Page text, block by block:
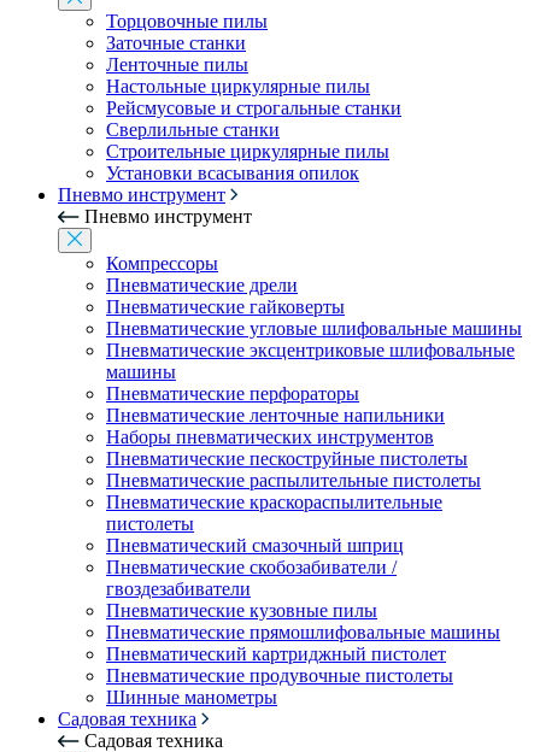
Торцовочные пилы
Заточные станки
Ленточные пилы
Настольные циркулярные пилы
Рейсмусовые и строгальные станки
Сверлильные станки
Строительные циркулярные пилы
Установки всасывания опилок
Пневмо инструмент
Пневмо инструмент
Компрессоры
Пневматические дрели
Пневматические гайковерты
Пневматические угловые шлифовальные машины
Пневматические эксцентриковые шлифовальные
машины
Пневматические перфораторы
Пневматические ленточные напильники
Наборы пневматических инструментов
Пневматические пескоструйные пистолеты
Пневматические распылительные пистолеты
Пневматические краскораспылительные
пистолеты
Пневматический смазочный шприц
Пневматические скобозабиватели /
гвоздезабиватели
Пневматические кузовные пилы
Пневматические прямошлифовальные машины
Пневматический картриджный пистолет
Пневматические продувочные пистолеты
Шинные манометры
Садовая техника
Садовая техника